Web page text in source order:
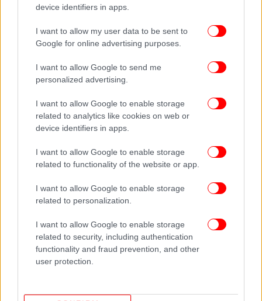
device identifiers in apps.
I want to allow my user data to be sent to
Google for online advertising purposes.
I want to allow Google to send me
personalized advertising.
I want to allow Google to enable storage
related to analytics like cookies on web or
device identifiers in apps.
I want to allow Google to enable storage
related to functionality of the website or app.
I want to allow Google to enable storage
related to personalization.
I want to allow Google to enable storage
related to security, including authentication
functionality and fraud prevention, and other
user protection.
ΠΕΡΙΣΣΟΤΕΡΑ ΒΙΝΤΕΟ